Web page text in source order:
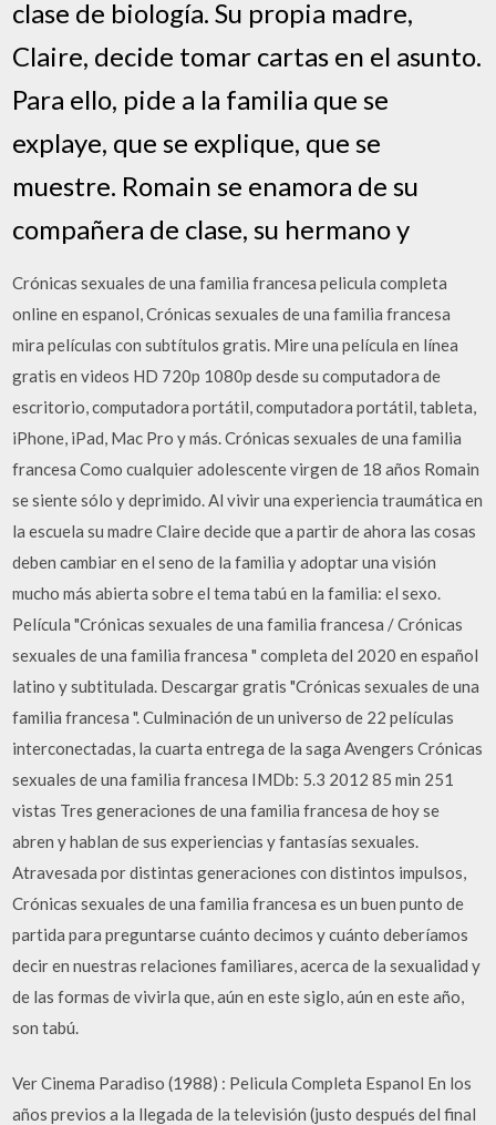
clase de biología. Su propia madre,
Claire, decide tomar cartas en el asunto.
Para ello, pide a la familia que se
explaye, que se explique, que se
muestre. Romain se enamora de su
compañera de clase, su hermano y
Crónicas sexuales de una familia francesa pelicula completa
online en espanol, Crónicas sexuales de una familia francesa
mira películas con subtítulos gratis. Mire una película en línea
gratis en videos HD 720p 1080p desde su computadora de
escritorio, computadora portátil, computadora portátil, tableta,
iPhone, iPad, Mac Pro y más. Crónicas sexuales de una familia
francesa Como cualquier adolescente virgen de 18 años Romain
se siente sólo y deprimido. Al vivir una experiencia traumática en
la escuela su madre Claire decide que a partir de ahora las cosas
deben cambiar en el seno de la familia y adoptar una visión
mucho más abierta sobre el tema tabú en la familia: el sexo.
Película "Crónicas sexuales de una familia francesa / Crónicas
sexuales de una familia francesa " completa del 2020 en español
latino y subtitulada. Descargar gratis "Crónicas sexuales de una
familia francesa ". Culminación de un universo de 22 películas
interconectadas, la cuarta entrega de la saga Avengers Crónicas
sexuales de una familia francesa IMDb: 5.3 2012 85 min 251
vistas Tres generaciones de una familia francesa de hoy se
abren y hablan de sus experiencias y fantasías sexuales.
Atravesada por distintas generaciones con distintos impulsos,
Crónicas sexuales de una familia francesa es un buen punto de
partida para preguntarse cuánto decimos y cuánto deberíamos
decir en nuestras relaciones familiares, acerca de la sexualidad y
de las formas de vivirla que, aún en este siglo, aún en este año,
son tabú.
Ver Cinema Paradiso (1988) : Pelicula Completa Espanol En los
años previos a la llegada de la televisión (justo después del final